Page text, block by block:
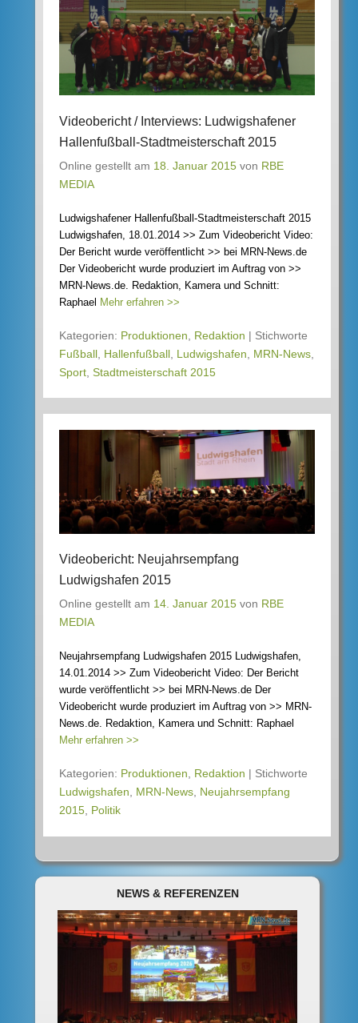
Videobericht / Interviews: Ludwigshafener
Hallenfußball-Stadtmeisterschaft 2015
Online gestellt am 18. Januar 2015 von RBE
MEDIA
Ludwigshafener Hallenfußball-Stadtmeisterschaft 2015
Ludwigshafen, 18.01.2014 >> Zum Videobericht Video:
Der Bericht wurde veröffentlicht >> bei MRN-News.de
Der Videobericht wurde produziert im Auftrag von >>
MRN-News.de. Redaktion, Kamera und Schnitt:
Raphael Mehr erfahren >>
Kategorien: Produktionen Redaktion | Stichworte
Fußball Hallenfußball Ludwigshafen MRN-News
Sport Stadtmeisterschaft 2015
Videobericht: Neujahrsempfang
Ludwigshafen 2015
Online gestellt am 14. Januar 2015 von RBE
MEDIA
Neujahrsempfang Ludwigshafen 2015 Ludwigshafen,
14.01.2014 >> Zum Videobericht Video: Der Bericht
wurde veröffentlicht >> bei MRN-News.de Der
Videobericht wurde produziert im Auftrag von >> MRN-
News.de. Redaktion, Kamera und Schnitt: Raphael
Mehr erfahren >>
Kategorien: Produktionen, Redaktion | Stichworte
Ludwigshafen, MRN-News, Neujahrsempfang
2015, Politik
NEWS & REFERENZEN